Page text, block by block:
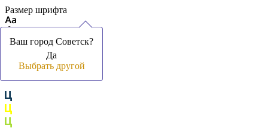
Размер шрифта
Цвет фона и шрифта
Ваш город Советск?
Да
Выбрать другой
Ваш город Советск?
Да
Выбрать другой